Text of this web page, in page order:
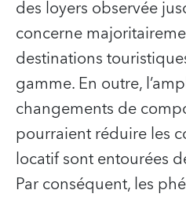
des loyers observée
concerne
destinations
gamme. En outre,
changements de
pourraient réduire les
locatif sont entourées
Par conséquent, les